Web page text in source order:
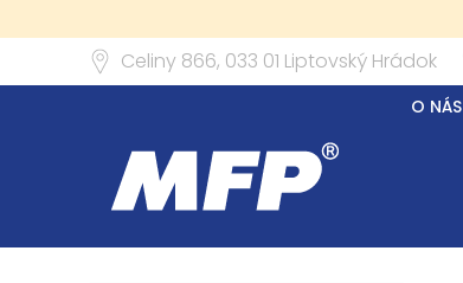
Celiny 866, 033 01 Liptovský Hrádok
O NÁS